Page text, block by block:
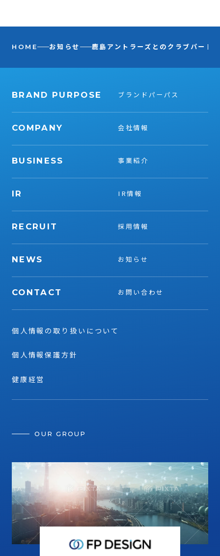
HOME お知らせ 鹿島アントラーズとのクラブパート
BRAND PURPOSE ブランドパーパス
COMPANY 会社情報
BUSINESS 事業紹介
IR IR情報
RECRUIT 採用情報
NEWS お知らせ
CONTACT お問い合わせ
個人情報の取り扱いについて
個人情報保護方針
健康経営
OUR GROUP